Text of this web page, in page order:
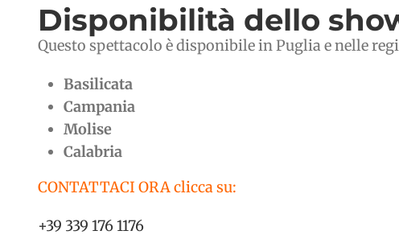
Disponibilità dello
Questo spettacolo è disponibile in Puglia e nelle
Basilicata
Campania
Molise
Calabria
CONTATTACI ORA clicca su:
+39 339 176 1176